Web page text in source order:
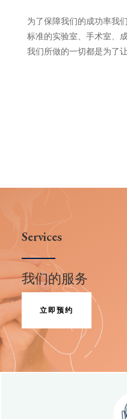
为了保障我们的成功率我
标准的实验室、手术室、
我们所做的一切都是为了
Services
我们的服务
立即预约